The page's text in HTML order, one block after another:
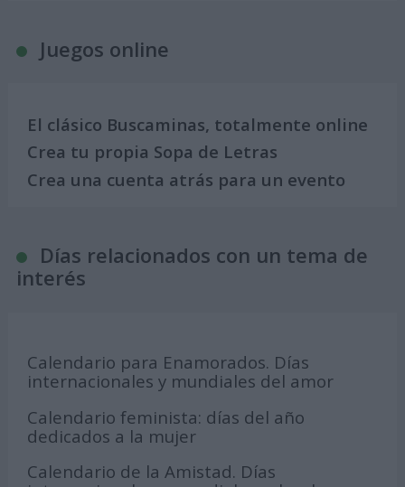
Juegos online
El clásico Buscaminas, totalmente online
Crea tu propia Sopa de Letras
Crea una cuenta atrás para un evento
Días relacionados con un tema de
interés
Calendario para Enamorados. Días
internacionales y mundiales del amor
Calendario feminista: días del año
dedicados a la mujer
Calendario de la Amistad. Días